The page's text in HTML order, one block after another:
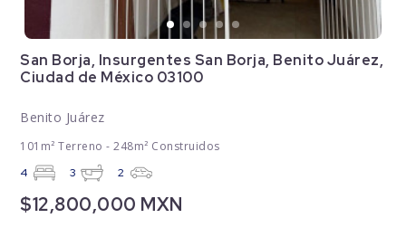
San Borja, Insurgentes San Borja, Benito Juárez,
Ciudad de México 03100
Benito Juárez
101m² Terreno - 248m² Construidos
4 3 2
$12,800,000 MXN